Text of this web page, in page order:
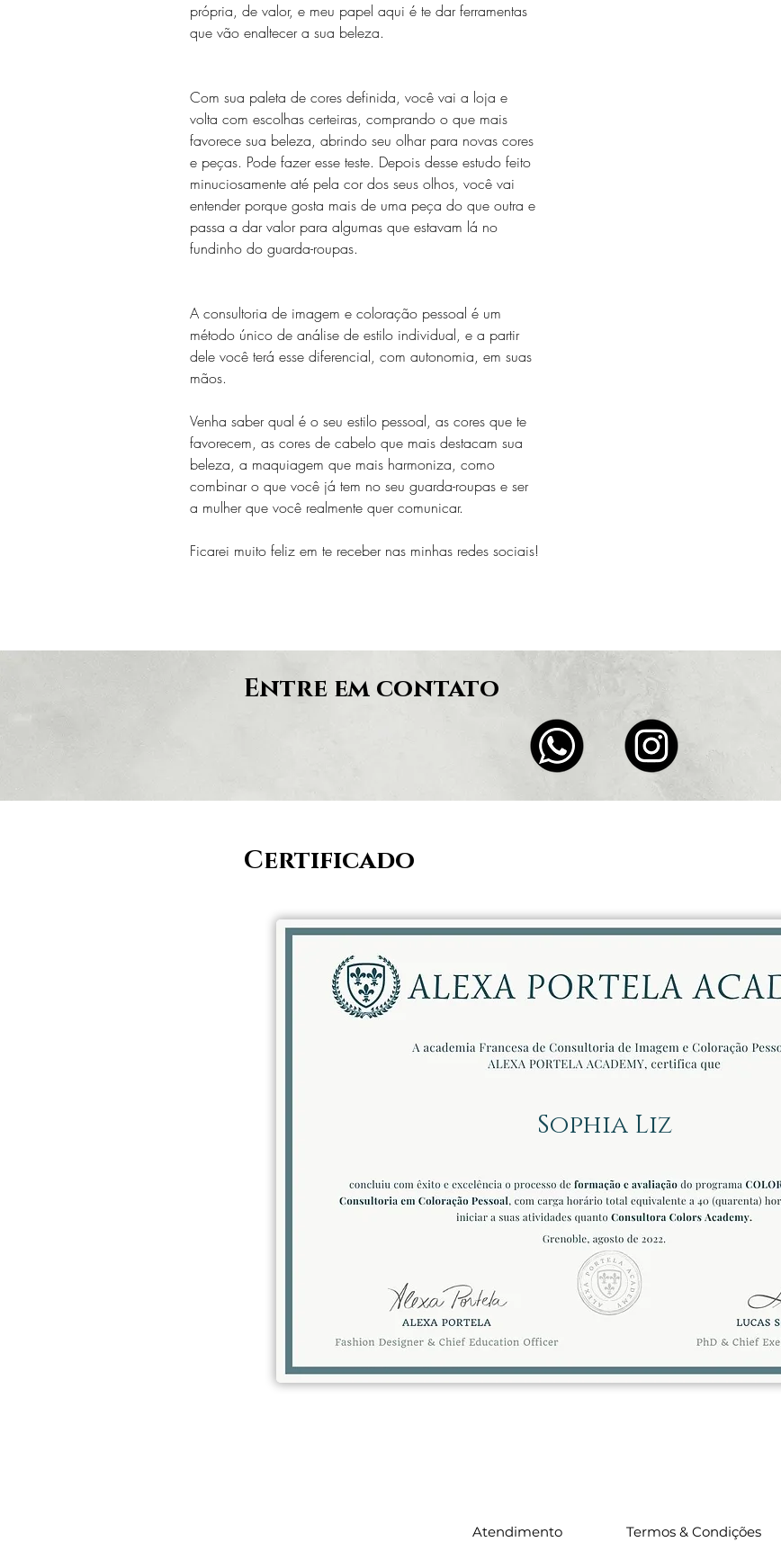
própria, de valor, e meu papel aqui é te dar ferramentas
que vão enaltecer a sua beleza.
Com sua paleta de cores definida, você vai a loja e
volta com escolhas certeiras, comprando o que mais
favorece sua beleza, abrindo seu olhar para novas cores
e peças. Pode fazer esse teste. Depois desse estudo feito
minuciosamente até pela cor dos seus olhos, você vai
entender porque gosta mais de uma peça do que outra e
passa a dar valor para algumas que estavam lá no
fundinho do guarda-roupas.
A consultoria de imagem e coloração pessoal é um
método único de análise de estilo individual, e a partir
dele você terá esse diferencial, com autonomia, em suas
mãos.
Venha saber qual é o seu estilo pessoal, as cores que te
favorecem, as cores de cabelo que mais destacam sua
beleza, a maquiagem que mais harmoniza, como
combinar o que você já tem no seu guarda-roupas e ser
a mulher que você realmente quer comunicar.
Ficarei muito feliz em te receber nas minhas redes sociais!
Entre em contato
Certificado
Sophia Liz
Atendimento Termos & Condições